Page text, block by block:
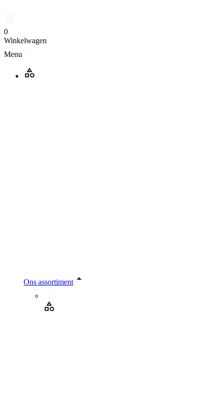
0
Winkelwagen
Menu
Ons assortiment